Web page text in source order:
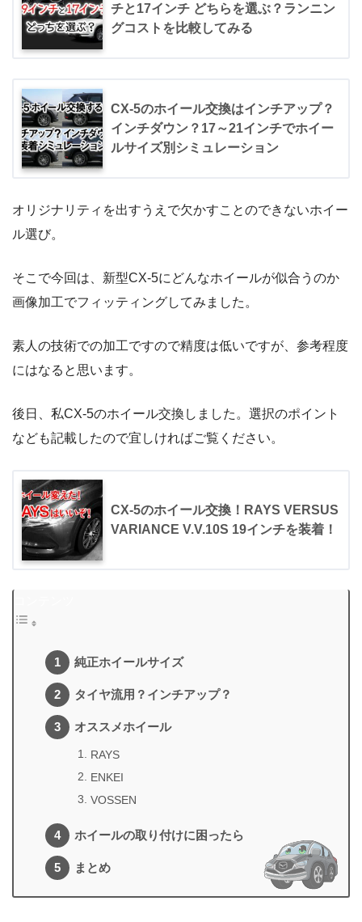
チと17インチ どちらを選ぶ？ランニン
グコストを比較してみる
CX-5のホイール交換はインチアップ？
インチダウン？17～21インチでホイー
ルサイズ別シミュレーション
オリジナリティを出すうえで欠かすことのできないホイー
ル選び。
そこで今回は、新型CX-5にどんなホイールが似合うのか
画像加工でフィッティングしてみました。
素人の技術での加工ですので精度は低いですが、参考程度
にはなると思います。
後日、私CX-5のホイール交換しました。選択のポイント
なども記載したので宜しければご覧ください。
CX-5のホイール交換！RAYS VERSUS
VARIANCE V.V.10S 19インチを装着！
純正ホイールサイズ
タイヤ流用？インチアップ？
オススメホイール
RAYS
ENKEI
VOSSEN
ホイールの取り付けに困ったら
まとめ